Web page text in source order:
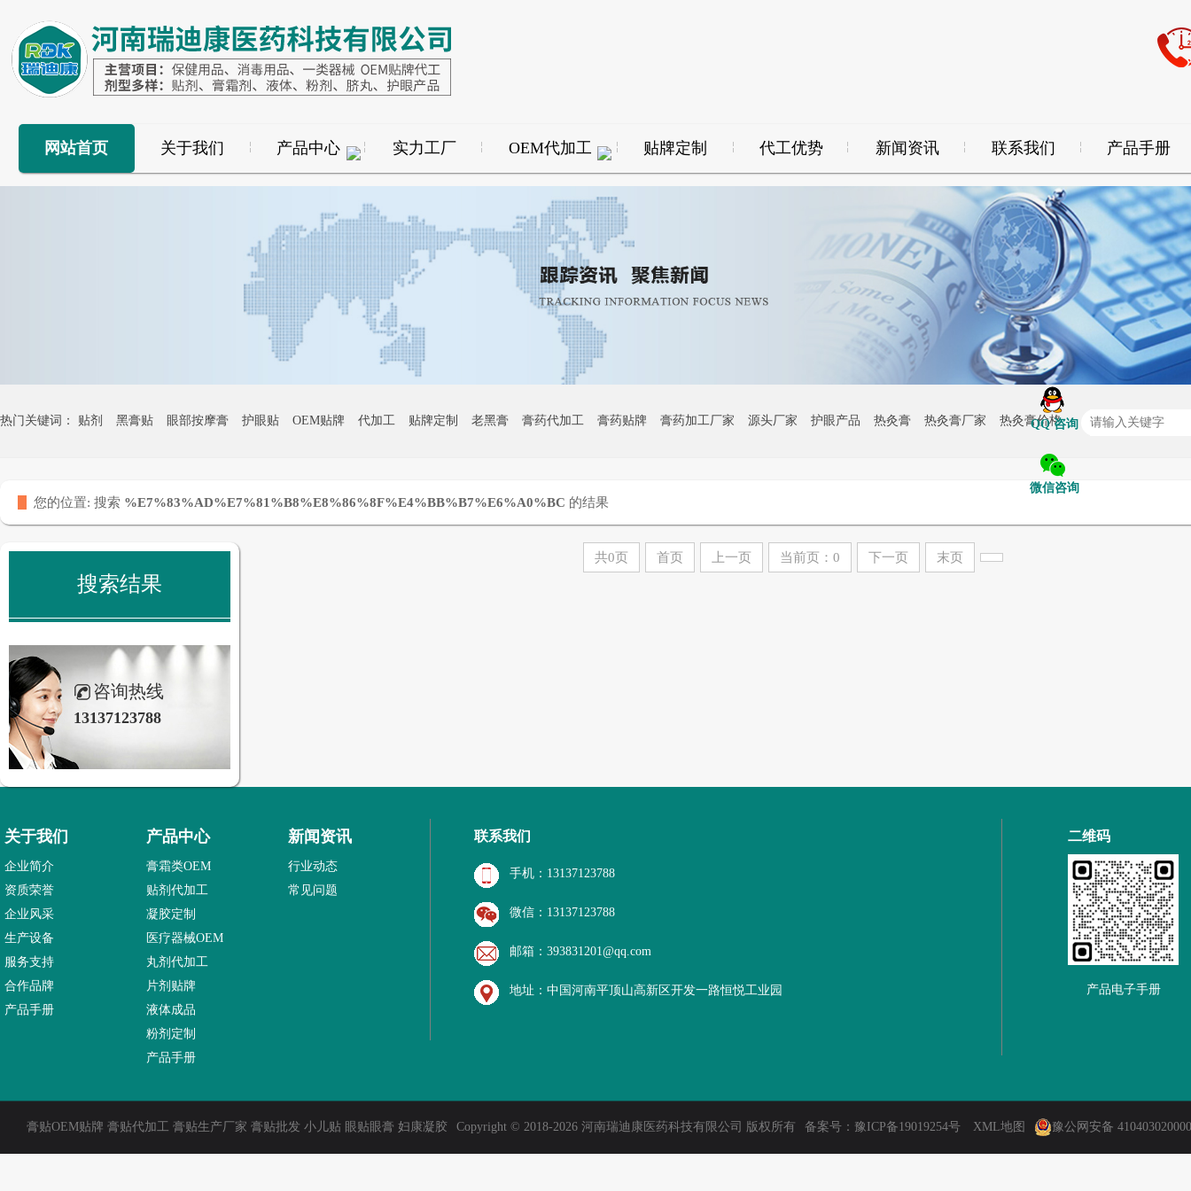
网站首页 关于我们 产品中心 实力工厂 OEM代加工 贴牌定制 代工优势 新闻资讯 联系我们 产品手册
热门关键词： 贴剂 黑膏贴 眼部按摩膏 护眼贴 OEM贴牌 代加工 贴牌定制 老黑膏 膏药代加工 膏药贴牌 膏药加工厂家 源头厂家 护眼产品 热灸膏 热灸膏厂家 热灸膏价格
热灸膏贴牌
您的位置: 搜索 %E7%83%AD%E7%81%B8%E8%86%8F%E4%BB%B7%E6%A0%BC 的结果
搜索结果
咨询热线
13137123788
共0页 首页 上一页 当前页：0 下一页 末页
关于我们
企业简介
资质荣誉
企业风采
生产设备
服务支持
合作品牌
产品手册
产品中心
膏霜类OEM
贴剂代加工
凝胶定制
医疗器械OEM
丸剂代加工
片剂贴牌
液体成品
粉剂定制
产品手册
新闻资讯
行业动态
常见问题
联系我们
手机：13137123788
微信：13137123788
邮箱：393831201@qq.com
地址：中国河南平顶山高新区开发一路恒悦工业园
二维码
产品电子手册
膏贴OEM贴牌 膏贴代加工 膏贴生产厂家 膏贴批发 小儿贴 眼贴眼膏 妇康凝胶 Copyright © 2018-2026 河南瑞迪康医药科技有限公司 版权所有 备案号： 豫ICP备19019254号 XML地图 豫公网安备
QQ 咨询
微信咨询